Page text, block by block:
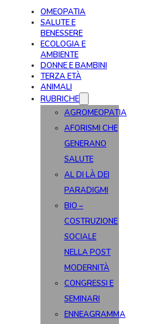
OMEOPATIA
SALUTE E
BENESSERE
ECOLOGIA E
AMBIENTE
DONNE E BAMBINI
TERZA ETÀ
ANIMALI
RUBRICHE
AGROMEOPATIA
AFORISMI CHE
GENERANO
SALUTE
AL DI LÀ DEI
PARADIGMI
BIO –
COSTRUZIONE
SOCIALE
NELLA POST
MODERNITÀ
CONGRESSI E
SEMINARI
ENNEAGRAMMA